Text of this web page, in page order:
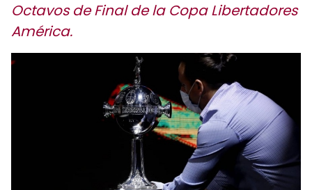
Octavos de Final de la Copa Libertadores
América.